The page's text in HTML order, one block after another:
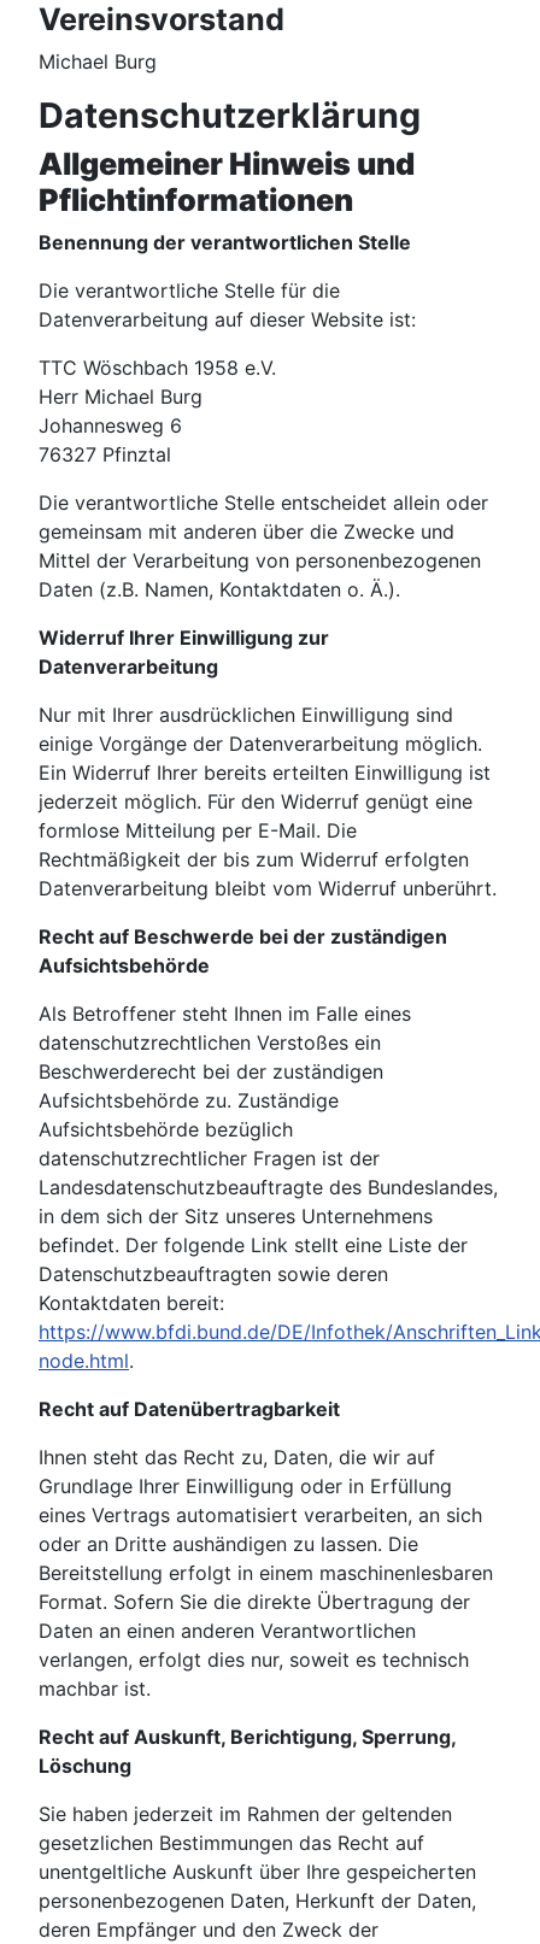
Vereinsvorstand
Michael Burg
Datenschutzerklärung
Allgemeiner Hinweis und
Pflichtinformationen
Benennung der verantwortlichen Stelle
Die verantwortliche Stelle für die
Datenverarbeitung auf dieser Website ist:
TTC Wöschbach 1958 e.V.
Herr Michael Burg
Johannesweg 6
76327 Pfinztal
Die verantwortliche Stelle entscheidet allein oder
gemeinsam mit anderen über die Zwecke und
Mittel der Verarbeitung von personenbezogenen
Daten (z.B. Namen, Kontaktdaten o. Ä.).
Widerruf Ihrer Einwilligung zur
Datenverarbeitung
Nur mit Ihrer ausdrücklichen Einwilligung sind
einige Vorgänge der Datenverarbeitung möglich.
Ein Widerruf Ihrer bereits erteilten Einwilligung ist
jederzeit möglich. Für den Widerruf genügt eine
formlose Mitteilung per E-Mail. Die
Rechtmäßigkeit der bis zum Widerruf erfolgten
Datenverarbeitung bleibt vom Widerruf unberührt.
Recht auf Beschwerde bei der zuständigen
Aufsichtsbehörde
Als Betroffener steht Ihnen im Falle eines
datenschutzrechtlichen Verstoßes ein
Beschwerderecht bei der zuständigen
Aufsichtsbehörde zu. Zuständige
Aufsichtsbehörde bezüglich
datenschutzrechtlicher Fragen ist der
Landesdatenschutzbeauftragte des Bundeslandes,
in dem sich der Sitz unseres Unternehmens
befindet. Der folgende Link stellt eine Liste der
Datenschutzbeauftragten sowie deren
Kontaktdaten bereit:
https://www.bfdi.bund.de/DE/Infothek/
node.html.
Recht auf Datenübertragbarkeit
Ihnen steht das Recht zu, Daten, die wir auf
Grundlage Ihrer Einwilligung oder in Erfüllung
eines Vertrags automatisiert verarbeiten, an sich
oder an Dritte aushändigen zu lassen. Die
Bereitstellung erfolgt in einem maschinenlesbaren
Format. Sofern Sie die direkte Übertragung der
Daten an einen anderen Verantwortlichen
verlangen, erfolgt dies nur, soweit es technisch
machbar ist.
Recht auf Auskunft, Berichtigung, Sperrung,
Löschung
Sie haben jederzeit im Rahmen der geltenden
gesetzlichen Bestimmungen das Recht auf
unentgeltliche Auskunft über Ihre gespeicherten
personenbezogenen Daten, Herkunft der Daten,
deren Empfänger und den Zweck der